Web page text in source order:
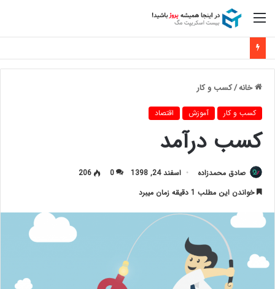
منو
خانه/کسب و کار
کسب و کار آموزش اقتصاد
کسب درآمد
صادق محمدزاده اسفند 24, 1398 0
206
خواندن این مطلب 1 دقیقه زمان میبرد